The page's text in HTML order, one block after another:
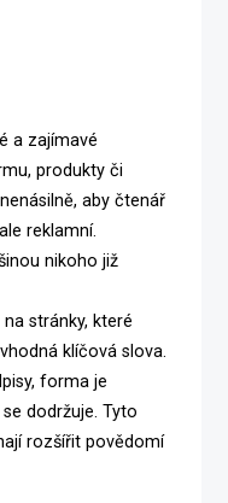
a zajímavé
produkty či
aby čtenář
reklamní.
nikoho již
stránky, které
klíčová slova.
forma je
dodržuje. Tyto
rozšířit povědomí